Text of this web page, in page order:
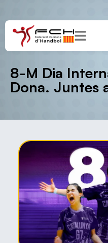
8-M Dia
Dona. Juntes